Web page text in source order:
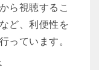
ら視聴するこ
ど、利便性を
っています。